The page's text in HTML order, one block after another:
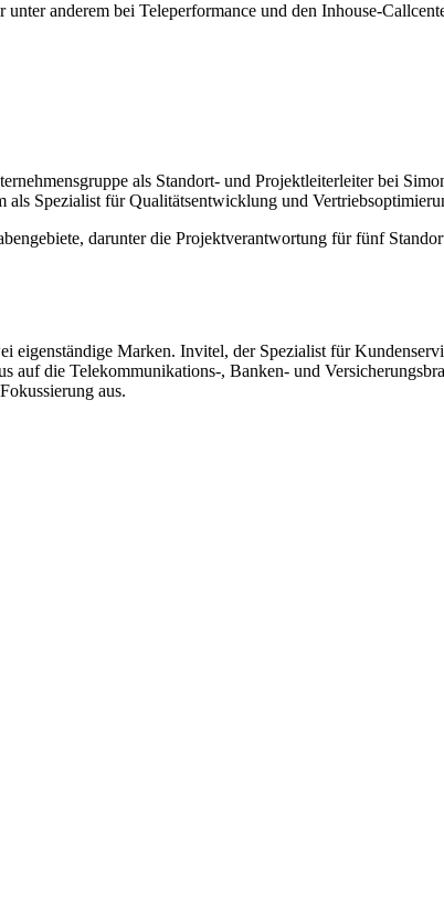
anderem bei Teleperformance und den Inhouse-
als Standort- und Projektleiterleiter bei
Spezialist für Qualitätsentwicklung und
darunter die Projektverantwortung für fünf
eigenständige Marken. Invitel, der Spezialist für
auf die Telekommunikations-, Banken- und
aus.